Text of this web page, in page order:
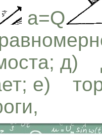
a=Q
д)
е)